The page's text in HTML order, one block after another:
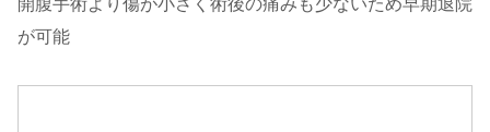
開腹手術より傷が小さく術後の痛みも少ないため早期退院
が可能